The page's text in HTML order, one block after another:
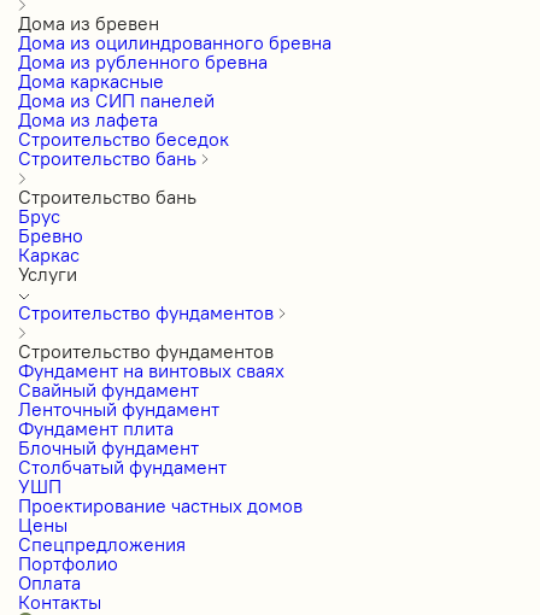
Дома из бревен
Дома из оцилиндрованного бревна
Дома из рубленного бревна
Дома каркасные
Дома из СИП панелей
Дома из лафета
Строительство беседок
Строительство бань
Строительство бань
Брус
Бревно
Каркас
Услуги
Строительство фундаментов
Строительство фундаментов
Фундамент на винтовых сваях
Свайный фундамент
Ленточный фундамент
Фундамент плита
Блочный фундамент
Столбчатый фундамент
УШП
Проектирование частных домов
Цены
Спецпредложения
Портфолио
Оплата
Контакты